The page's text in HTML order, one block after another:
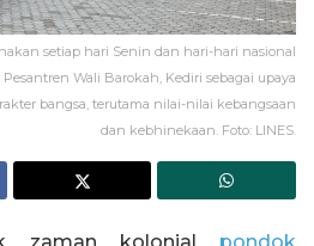
setiap hari Senin dan hari-hari nasional
Wali Barokah, Kediri sebagai upaya
bangsa, terutama nilai-nilai kebangsaan
dan kebhinekaan. Foto: LINES.